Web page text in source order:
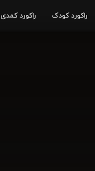
راکورد کودک راکورد کمدی